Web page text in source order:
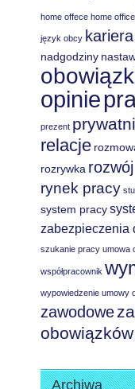
home offece home office
język obcy kariera
nadgodziny
opinie
prezent
relacje
rozrywka
rynek pracy
system pracy
zabezpieczenia
szukanie pracy umowa
współpracownik
wypowiedzenie umowy
zawodowe
obowiązków
Archiwa